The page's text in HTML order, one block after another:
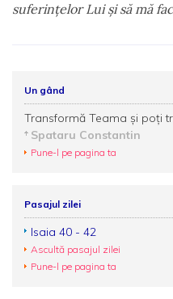
suferinţelor Lui şi să mă
Un gând
Transformă Teama şi poţi
Spataru Constantin
Pune-l pe pagina ta
Pasajul zilei
Isaia 40 - 42
Ascultă pasajul zilei
Pune-l pe pagina ta